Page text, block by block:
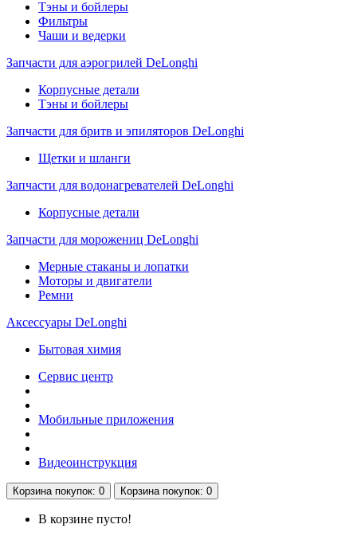
Тэны и бойлеры
Фильтры
Чаши и ведерки
Запчасти для аэрогрилей DeLonghi
Корпусные детали
Тэны и бойлеры
Запчасти для бритв и эпиляторов DeLonghi
Щетки и шланги
Запчасти для водонагревателей DeLonghi
Корпусные детали
Запчасти для морожениц DeLonghi
Мерные стаканы и лопатки
Моторы и двигатели
Ремни
Аксессуары DeLonghi
Бытовая химия
Сервис центр
Мобильные приложения
Видеоинструкция
Корзинапокупок: 0 Корзинапокупок: 0
В корзине пусто!